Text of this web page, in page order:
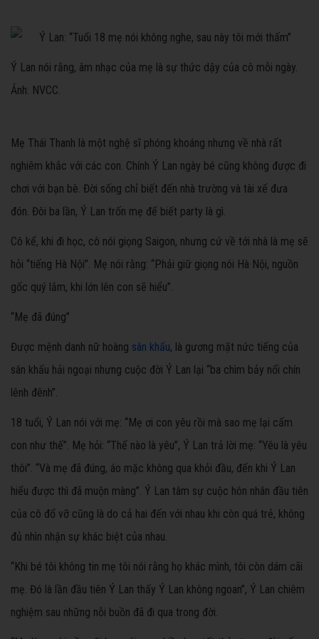
Ý Lan nói rằng, âm nhạc của mẹ là sự thức dậy của cô mỗi ngày.
Ảnh: NVCC.
Mẹ Thái Thanh là một nghệ sĩ phóng khoáng nhưng về nhà rất
nghiêm khắc với các con. Chính Ý Lan ngày bé cũng không được đi
chơi với bạn bè. Đời sống chỉ biết đến nhà trường và tài xế đưa
đón. Đôi ba lần, Ý Lan trốn mẹ để biết party là gì.
Cô kể, khi đi học, cô nói giọng Saigon, nhưng cứ về tới nhà là mẹ sẽ
hỏi “tiếng Hà Nội”. Mẹ nói rằng: “Phải giữ giọng nói Hà Nội, nguồn
gốc quý lắm, khi lớn lên con sẽ hiểu”.
“Mẹ đã đúng”
Được mệnh danh nữ hoàng sân khấu, là gương mặt nức tiếng của
sân khấu hải ngoại nhưng cuộc đời Ý Lan lại “ba chìm bảy nổi chín
lênh đênh”.
18 tuổi, Ý Lan nói với mẹ: “Mẹ ơi con yêu rồi mà sao mẹ lại cấm
con như thế”. Mẹ hỏi: “Thế nào là yêu”, Ý Lan trả lời mẹ: “Yêu là yêu
thôi”. “Và mẹ đã đúng, áo mặc không qua khỏi đầu, đến khi Ý Lan
hiểu được thì đã muộn màng”. Ý Lan tâm sự cuộc hôn nhân đầu tiên
của cô đổ vỡ cũng là do cả hai đến với nhau khi còn quá trẻ, không
đủ nhìn nhận sự khác biệt của nhau.
“Khi bé tôi không tin mẹ tôi nói rằng họ khác mình, tôi còn dám cãi
mẹ. Đó là lần đầu tiên Ý Lan thấy Ý Lan không ngoan”, Ý Lan chiêm
nghiệm sau những nỗi buồn đã đi qua trong đời.